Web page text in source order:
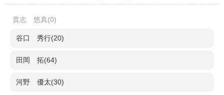
貴志 悠真(0)
谷口 秀行(20)
田岡 拓(64)
河野 優太(30)